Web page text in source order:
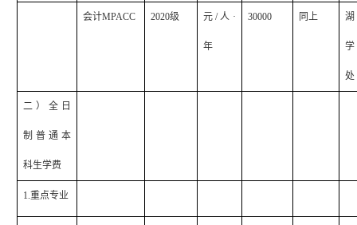
会计MPACC 2020级 元/人·
年
30000 同上
处
二）全日
制普通本
科生学费
1.重点专业